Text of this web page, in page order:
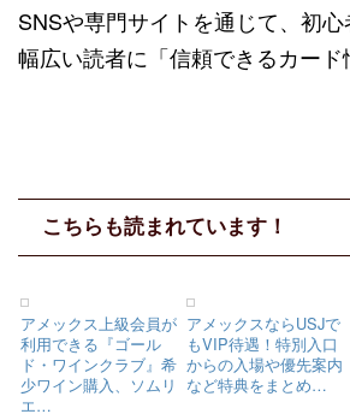
SNSや専門サイトを通じて、初
幅広い読者に「信頼できるカード
こちらも読まれています！
アメックス上級会員が
利用できる『ゴール
ド・ワインクラブ』希
少ワイン購入、ソムリ
エ…
アメックスならUSJで
もVIP待遇！特別入口
からの入場や優先案内
など特典をまとめ…